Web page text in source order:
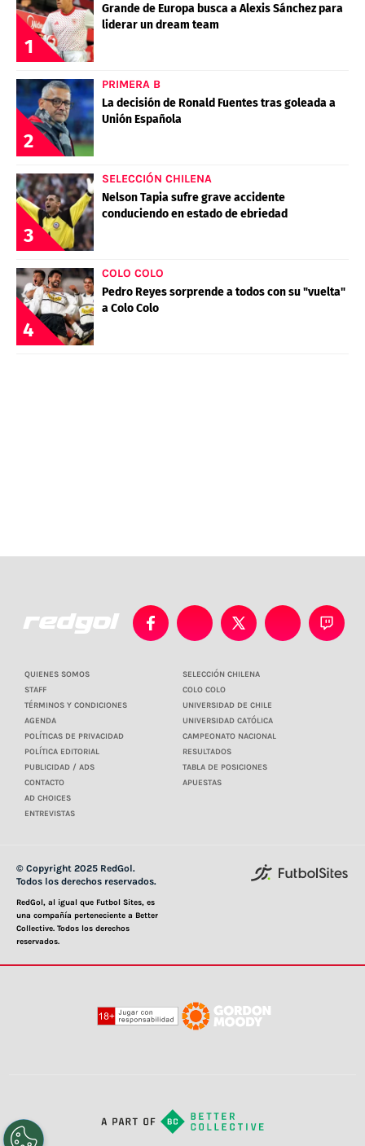
1
Grande de Europa busca a Alexis Sánchez para
liderar un dream team
2
PRIMERA B
La decisión de Ronald Fuentes tras goleada a
Unión Española
3
SELECCIÓN CHILENA
Nelson Tapia sufre grave accidente
conduciendo en estado de ebriedad
4
COLO COLO
Pedro Reyes sorprende a todos con su "vuelta"
a Colo Colo
QUIENES SOMOS
STAFF
TÉRMINOS Y CONDICIONES
AGENDA
POLÍTICAS DE PRIVACIDAD
POLÍTICA EDITORIAL
PUBLICIDAD / ADS
CONTACTO
AD CHOICES
ENTREVISTAS
SELECCIÓN CHILENA
COLO COLO
UNIVERSIDAD DE CHILE
UNIVERSIDAD CATÓLICA
CAMPEONATO NACIONAL
RESULTADOS
TABLA DE POSICIONES
APUESTAS
© Copyright 2025 RedGol.
Todos los derechos reservados.
RedGol, al igual que Futbol Sites, es
una compañía perteneciente a Better
Collective. Todos los derechos
reservados.